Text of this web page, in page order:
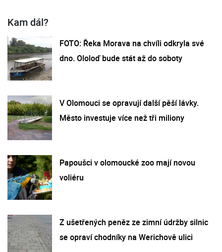
Kam dál?
FOTO: Řeka Morava na chvíli odkryla své
dno. Ololoď bude stát až do soboty
V Olomouci se opravují další pěší lávky.
Město investuje více než tři miliony
Papoušci v olomoucké zoo mají novou
voliéru
Z ušetřených peněz ze zimní údržby silnic
se opraví chodníky na Werichově ulici